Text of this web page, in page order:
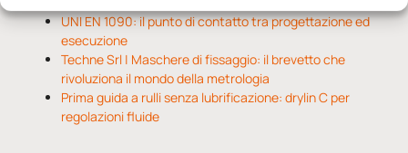
UNI EN 1090: il punto di contatto tra progettazione ed
esecuzione
Techne Srl | Maschere di fissaggio: il brevetto che
rivoluziona il mondo della metrologia
Prima guida a rulli senza lubrificazione: drylin C per
regolazioni fluide